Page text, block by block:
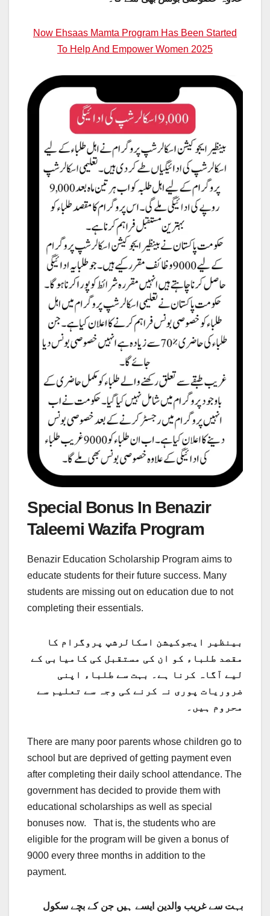
Now Ehsaas Mamta Program Has Been Started
To Help And Empower Women 2025
Special Bonus In Benazir
Taleemi Wazifa Program
Benazir Education Scholarship Program aims to
educate students for their future success. Many
students are missing out on education due to not
completing their essentials.
بینظیر ایجوکیشن اسکالرشپ پروگرام کا
مقصد طلباء کو ان کی مستقبل کی کامیابی کے
لیے آگاہ کرنا ہے۔ بہت سے طلباء اپنی
ضروریات پوری نہ کرنے کی وجہ سے تعلیم سے
محروم ہیں۔
There are many poor parents whose children go to
school but are deprived of getting payment even
after completing their daily school attendance. The
government has decided to provide them with
educational scholarships as well as special
bonuses now. That is, the students who are
eligible for the program will be given a bonus of
9000 every three months in addition to the
payment.
بہت سے غریب والدین ایسے ہیں جن کے بچے سکول